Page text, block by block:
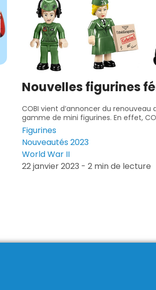
Nouvelles figurines
COBI vient d’annoncer du renouveau
gamme de mini figurines. En effet,
Figurines
Nouveautés 2023
World War II
22 janvier 2023 - 2 min de lecture